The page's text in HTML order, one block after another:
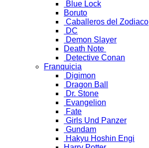
Blue Lock
Boruto
Caballeros del Zodiaco
DC
Demon Slayer
Death Note
Detective Conan
Franquicia
Digimon
Dragon Ball
Dr. Stone
Evangelion
Fate
Girls Und Panzer
Gundam
Hakyu Hoshin Engi